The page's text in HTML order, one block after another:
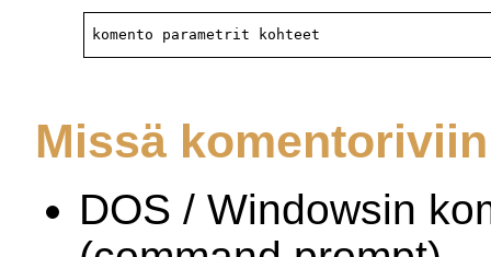
komento parametrit kohteet
Missä
DOS / Windowsin